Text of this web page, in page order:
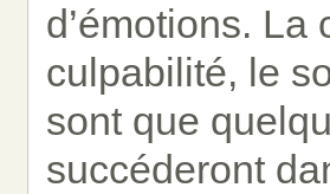
d’émotions.
culpabilité, le
sont que
succéderont